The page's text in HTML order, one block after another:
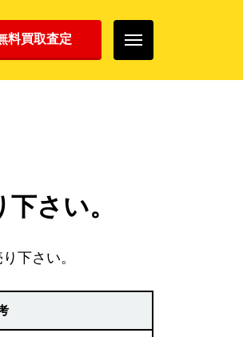
料買取査定
さい。
下さい。